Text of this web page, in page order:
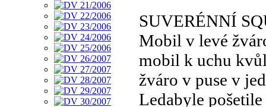
SUVERÉNNÍ
Mobil v levé
mobil k uchu
žváro v puse v
Ledabyle pošetile